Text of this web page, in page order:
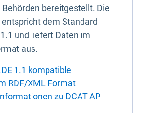
bereitgestellt. Die
dem Standard
1.1 und liefert Daten im
aus.
1.1 kompatible
RDF/XML Format
zu DCAT-AP